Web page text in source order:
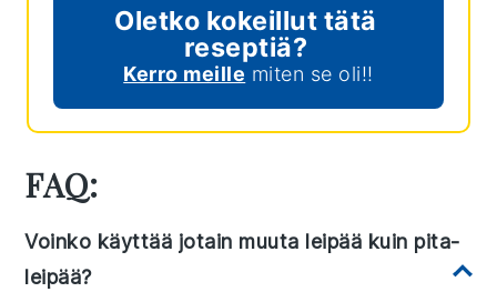
Oletko kokeillut tätä
reseptiä?
Kerro meille miten se oli!!
FAQ:
Voinko käyttää jotain muuta leipää kuin pita-
leipää?